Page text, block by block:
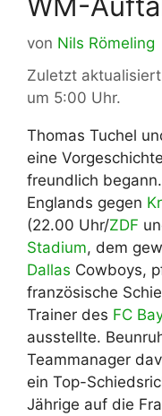
von Nils Römeling
Zuletzt
um 5:00 Uhr.
Thomas Tuchel
eine
freundlich
Englands gegen
(22.00 Uhr/ZDF
Stadium, dem
Dallas Cowboys,
französische
Trainer des FC
ausstellte.
Teammanager
ein Top-
Jährige auf die